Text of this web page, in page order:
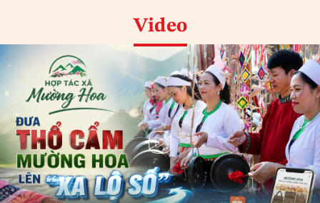
Video